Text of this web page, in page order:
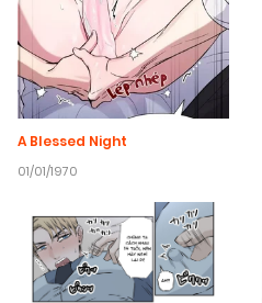
A Blessed Night
01/01/1970